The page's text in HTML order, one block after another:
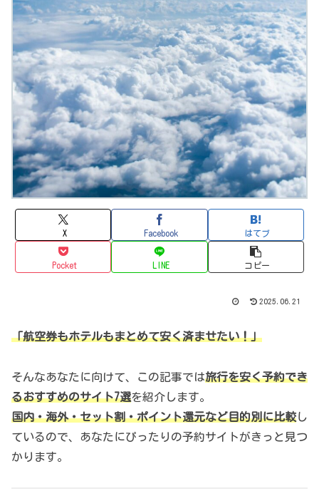
X Facebook はてブ
Pocket LINE コピー
2025.06.21
「航空券もホテルもまとめて安く済ませたい！」
そんなあなたに向けて、この記事では旅行を安く予約でき
るおすすめのサイト7選を紹介します。
国内・海外・セット割・ポイント還元など目的別に比較し
ているので、あなたにぴったりの予約サイトがきっと見つ
かります。